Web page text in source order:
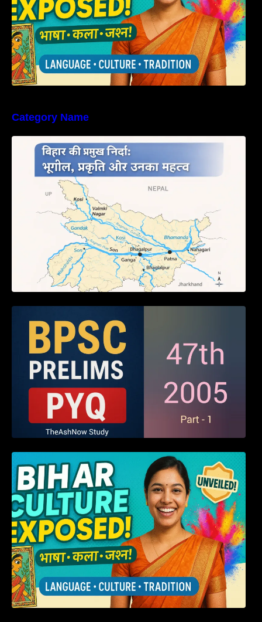
Category Name
बिहार की नदियों का विस्तृत अध्ययन | Geography of
Rivers in Bihar
Answers (Part – 01)
हम बिहारवासी: भाषाओं व संस्कृतियों की धरोहर “हमारा
बिहार”